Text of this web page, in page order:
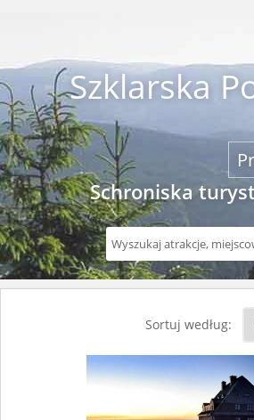
Szklarska
Schroniska
Sortuj według: